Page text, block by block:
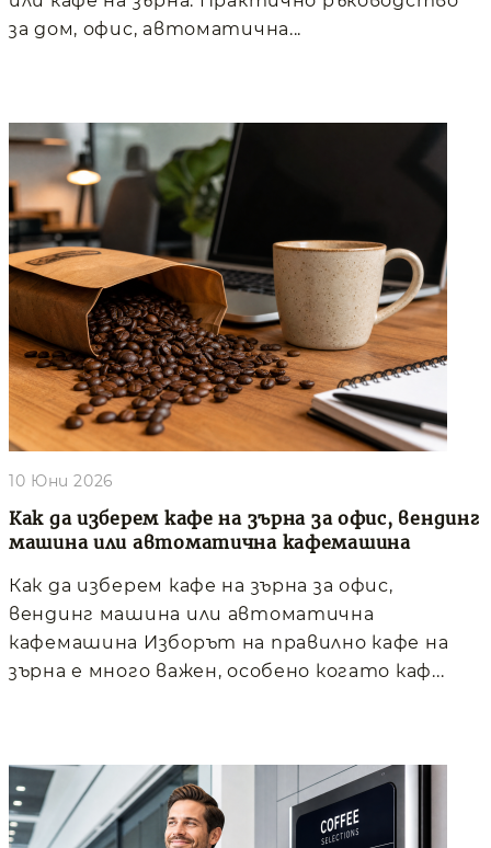
за дом, офис, автоматична...
Как да изберем кафе на зърна за офис, вендинг
машина или автоматична кафемашина
10 Юни 2026
Как да изберем кафе на зърна за офис,
вендинг машина или автоматична
кафемашина Изборът на правилно кафе на
зърна е много важен, особено когато каф...